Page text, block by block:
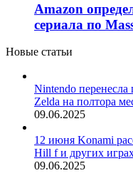
Amazon
сериала по
Новые статьи
Nintendo
Zelda на полтора
09.06.2025
12 июня Konami
Hill f и других
09.06.2025